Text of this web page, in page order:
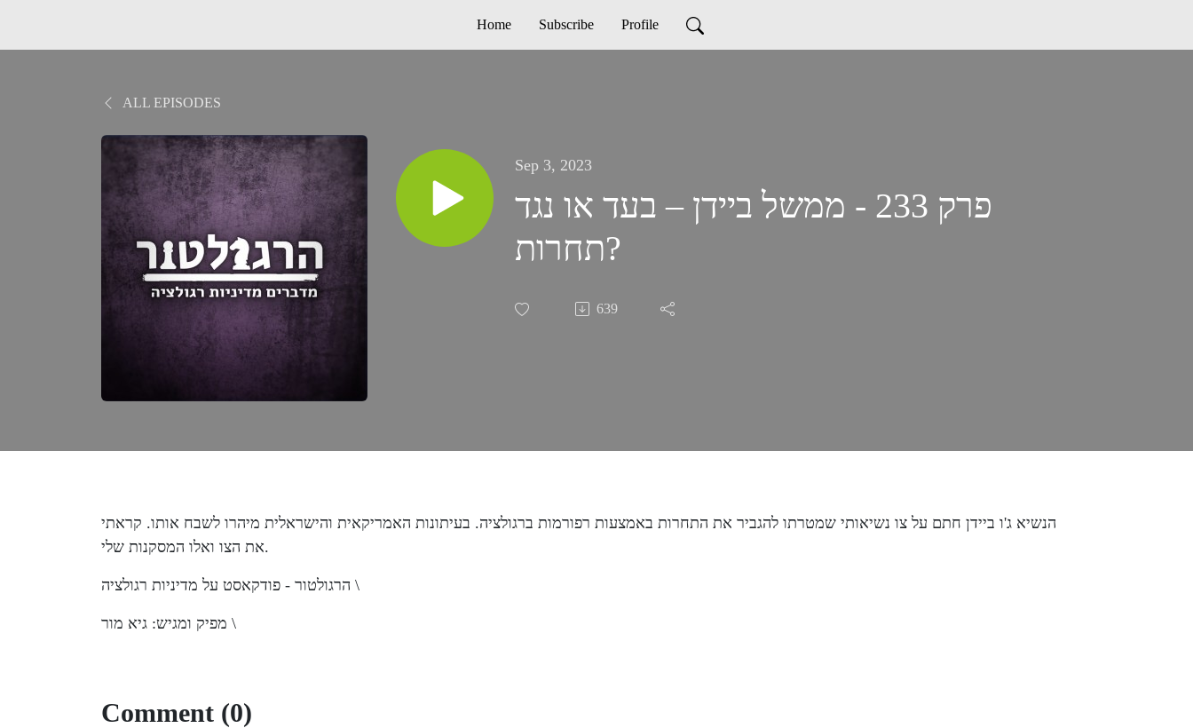
Home Subscribe Profile
ALL EPISODES
Sep 3, 2023
פרק 233 - ממשל ביידן – בעד או נגד
תחרות?
639
הנשיא ג'ו ביידן חתם על צו נשיאותי שמטרתו להגביר את התחרות באמצעות רפורמות ברגולציה. בעיתונות האמריקאית והישראלית מיהרו לשבח אותו. קראתי
את הצו ואלו המסקנות שלי.
הרגולטור - פודקאסט על מדיניות רגולציה \
מפיק ומגיש: גיא מור \
Comment (0)